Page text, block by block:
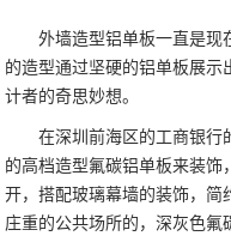
外墙造型铝单板一直是现
的造型通过坚硬的铝单板展
计者的奇思妙想。
在深圳前海区的工商银行
的高档造型氟碳铝单板来装
开，搭配玻璃幕墙的装饰，简
庄重的公共场所的，深灰色